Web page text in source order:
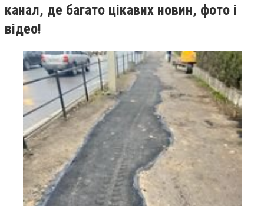
канал, де багато цікавих новин, фото і
відео!